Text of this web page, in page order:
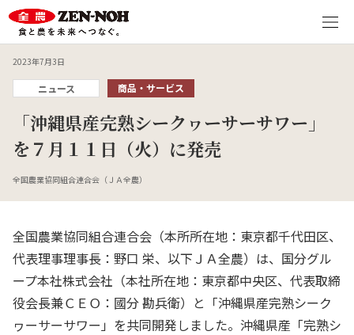
2023年7月3日
ニュース 商品・サービス
「沖縄県産完熟シークヮーサーサワー」
を７月１１日（火）に発売
全国農業協同組合連合会（ＪＡ全農）
全国農業協同組合連合会（本所所在地：東京都千代田区、
代表理事理事長：野口 栄、以下ＪＡ全農）は、国分グル
ープ本社株式会社（本社所在地：東京都中央区、代表取締
役会長兼ＣＥＯ：國分 勘兵衛）と「沖縄県産完熟シーク
ヮーサーサワー」を共同開発しました。沖縄県産「完熟シ